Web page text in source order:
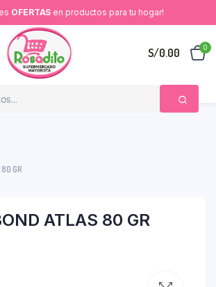
OFERTAS en productos para tu hogar!
S/0.00 0
GR
ATLAS 80 GR